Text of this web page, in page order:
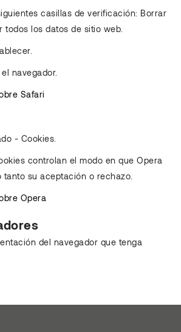
casillas de verificación: Borrar
todos los datos de sitio web.
navegador.
Safari
- Cookies.
controlan el modo en que Opera
tanto su aceptación o rechazo.
Opera
del navegador que tenga